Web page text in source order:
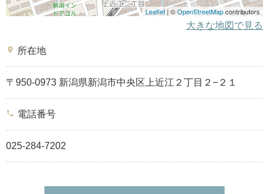
Leaflet| ©OpenStreetMapcontributors
大きな地図で見る
place 所在地
〒950-0973 新潟県新潟市中央区上近江２丁目２−２１
phone 電話番号
025-284-7202